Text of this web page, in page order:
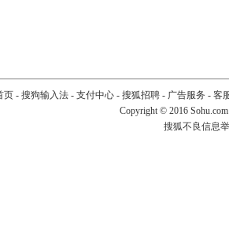
页- 搜狗输入法- 支付中心- 搜狐招聘- 广告服务 - 客
Copyright © 2016
搜狐不良信息